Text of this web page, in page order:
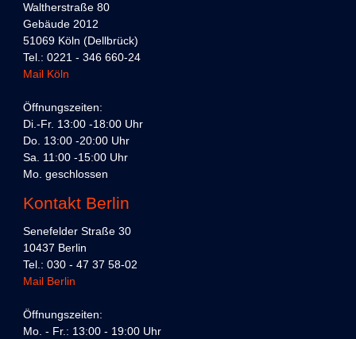
Waltherstraße 80
Gebäude 2012
51069 Köln (Dellbrück)
Tel.: 0221 - 346 660-24
Mail Köln
Öffnungszeiten:
Di.-Fr. 13:00 -18:00 Uhr
Do. 13:00 -20:00 Uhr
Sa. 11:00 -15:00 Uhr
Mo. geschlossen
Kontakt Berlin
Senefelder Straße 30
10437 Berlin
Tel.: 030 - 47 37 58-02
Mail Berlin
Öffnungszeiten:
Mo. - Fr.: 13:00 - 19:00 Uhr